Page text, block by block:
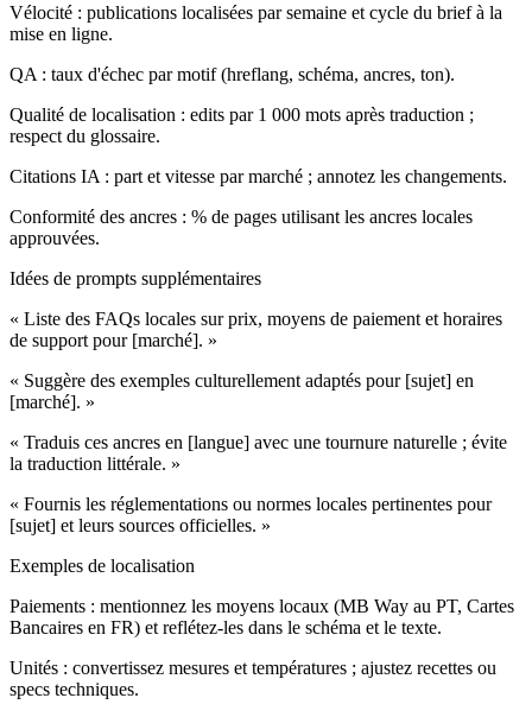
Vélocité : publications localisées par semaine et cycle du brief à la
mise en ligne.
QA : taux d'échec par motif (hreflang, schéma, ancres, ton).
Qualité de localisation : edits par 1 000 mots après traduction ;
respect du glossaire.
Citations IA : part et vitesse par marché ; annotez les changements.
Conformité des ancres : % de pages utilisant les ancres locales
approuvées.
Idées de prompts supplémentaires
« Liste des FAQs locales sur prix, moyens de paiement et horaires
de support pour [marché]. »
« Suggère des exemples culturellement adaptés pour [sujet] en
[marché]. »
« Traduis ces ancres en [langue] avec une tournure naturelle ; évite
la traduction littérale. »
« Fournis les réglementations ou normes locales pertinentes pour
[sujet] et leurs sources officielles. »
Exemples de localisation
Paiements : mentionnez les moyens locaux (MB Way au PT, Cartes
Bancaires en FR) et reflétez-les dans le schéma et le texte.
Unités : convertissez mesures et températures ; ajustez recettes ou
specs techniques.